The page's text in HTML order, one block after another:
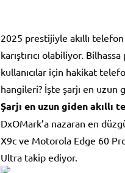
2025 prestijiyle akıllı
karıştırıcı olabiliyor.
kullanıcılar için hakikat
hangileri? İşte şarjı en uzun
Şarjı en uzun giden akıllı
DxOMark’a nazaran en
X9c ve Motorola Edge 60
Ultra takip ediyor.